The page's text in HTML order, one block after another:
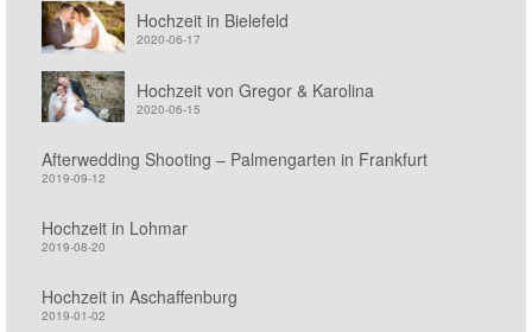
Hochzeit in Bielefeld
2020-06-17
Hochzeit von Gregor & Karolina
2020-06-15
Afterwedding Shooting – Palmengarten in Frankfurt
2019-09-12
Hochzeit in Lohmar
2019-08-20
Hochzeit in Aschaffenburg
2019-01-02